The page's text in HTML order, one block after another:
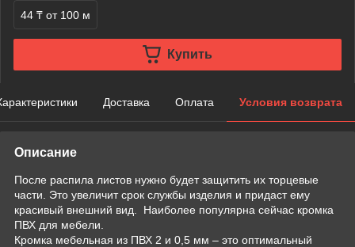
44 ₸ от 100 м
Купить
Доставка Оплата Условия возврата
Описание
После распила листов нужно будет защитить их торцевые
части. Это увеличит срок службы изделия и придаст ему
красивый внешний вид. Наиболее популярна сейчас кромка
ПВХ для мебели.
Кромка мебельная из ПВХ 2 и 0,5 мм – это оптимальный